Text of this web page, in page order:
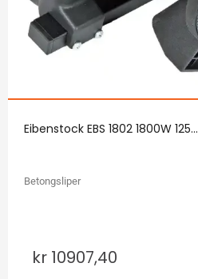
Eibenstock EBS 1802 1800W 125...
Betongsliper
kr 10907,40